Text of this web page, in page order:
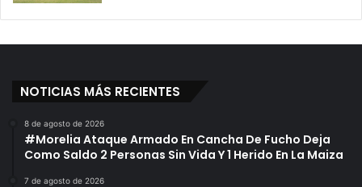
NOTICIAS MÁS RECIENTES
8 de agosto de 2026
#Morelia Ataque Armado En Cancha De Fucho Deja
Como Saldo 2 Personas Sin Vida Y 1 Herido En La Maiza
7 de agosto de 2026